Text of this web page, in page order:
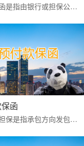
投标保函是指由银行或担保公司为投标人向招标人提供的，保证投标人按照招标文件的规定参加招标活动的担保。如果投标人在投标有效期内撤回投标文件，或中标后不签署
函
预付款担保是指承包方向发包方提供的，保证承包方履行扣还预付款义务的保证，是发包方预先支付一定数额的款项以供承包方周转使用，保证承包方将这些款项用于指定工程建设和...